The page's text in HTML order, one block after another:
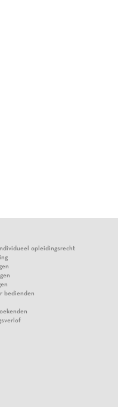
opleidingsrecht
bedienden